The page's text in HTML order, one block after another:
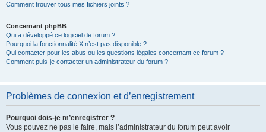
Comment trouver tous mes fichiers joints ?
Concernant phpBB
Qui a développé ce logiciel de forum ?
Pourquoi la fonctionnalité X n’est pas disponible ?
Qui contacter pour les abus ou les questions légales concernant ce forum ?
Comment puis-je contacter un administrateur du forum ?
Problèmes de connexion et d’enregistrement
Pourquoi dois-je m’enregistrer ?
Vous pouvez ne pas le faire, mais l’administrateur du forum peut avoir